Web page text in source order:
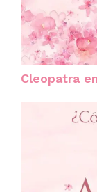
Cleopatra